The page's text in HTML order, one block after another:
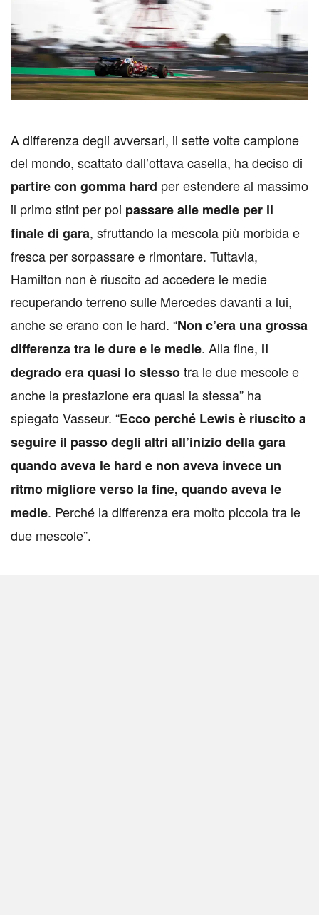
Adifferenza degli avversari, il sette volte campione
del mondo, scattato dall’ottava casella, ha deciso di
partire con gomma hard per estendere al massimo
il primo stint per poi passare alle medie per il
finale di gara, sfruttando la mescola più morbida e
fresca per sorpassare e rimontare. Tuttavia,
Hamilton non è riuscito ad accedere le medie
recuperando terreno sulle Mercedes davanti a lui,
anche se erano con le hard. “Non c’era una grossa
differenza tra le dure e le medie. Alla fine, il
degrado era quasi lo stessotra le due mescole e
anche la prestazione era quasi la stessa” ha
spiegato Vasseur. “Ecco perché Lewis è riuscito a
seguire il passo degli altri all’inizio della gara
quando aveva le hard e non aveva invece un
ritmo migliore verso la fine, quando aveva le
medie. Perché la differenza era molto piccola tra le
due mescole”.